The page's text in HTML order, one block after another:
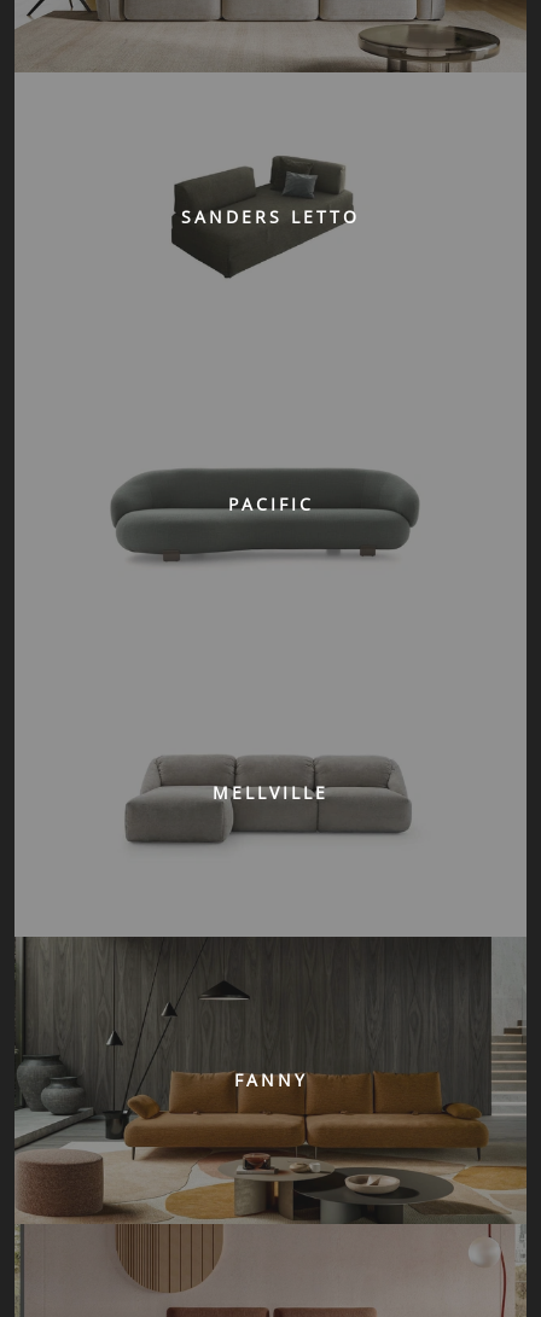
SANDERS LETTO
PACIFIC
MELLVILLE
FANNY